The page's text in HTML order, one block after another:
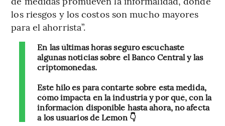
los riesgos y los costos son mucho mayores
para el ahorrista”.
En las últimas horas seguro escuchaste
algunas noticias sobre el Banco Central y las
criptomonedas.
Este hilo es para contarte sobre esta medida,
cómo impacta en la industria y por qué, con la
información disponible hasta ahora, no afecta
a los usuarios de Lemon 👇